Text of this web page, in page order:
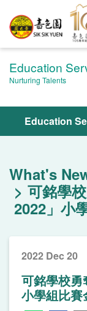
Education
Nurturing Talents
Education
What's
可銘學
2022」小
2022 Dec 20
可銘學校勇
小學組比賽